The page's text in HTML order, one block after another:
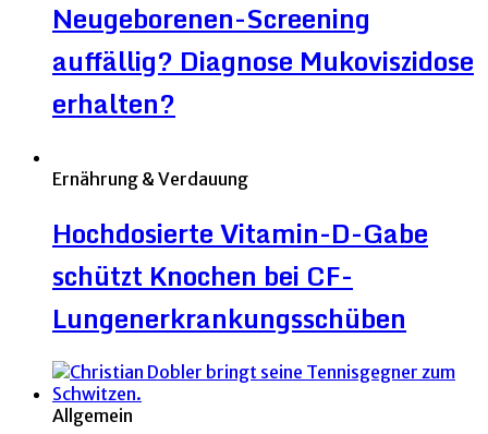
Neugeborenen-Screening
auffällig? Diagnose Mukoviszidose
erhalten?
Ernährung & Verdauung
Hochdosierte Vitamin-D-Gabe
schützt Knochen bei CF-
Lungenerkrankungsschüben
Allgemein